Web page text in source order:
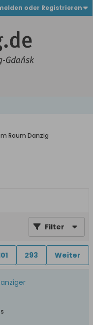
oder Registrieren
Raum Danzig
Filter
293 Weiter